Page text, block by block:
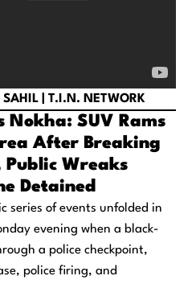
SAHIL | T.I.N. NETWORK
Nokha: SUV Rams
After Breaking
Public Wreaks
Detained
series of events unfolded in
evening when a black-
a police checkpoint,
police firing, and